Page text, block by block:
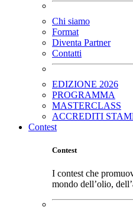
Chi siamo
Format
Diventa Partner
Contatti
EDIZIONE 2026
PROGRAMMA
MASTERCLASS
ACCREDITI
Contest
Contest
I contest che
mondo dell’olio,